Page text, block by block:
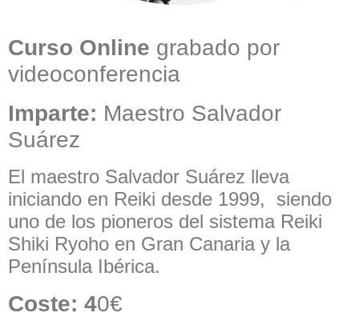
Curso Online grabado por
videoconferencia
Imparte: Maestro Salvador
Suárez
El maestro Salvador Suárez lleva
iniciando en Reiki desde 1999, siendo
uno de los pioneros del sistema Reiki
Shiki Ryoho en Gran Canaria y la
Península Ibérica.
Coste: 40€